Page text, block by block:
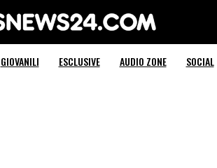
News 24
GIOVANILI ESCLUSIVE AUDIO ZONE SOCIAL